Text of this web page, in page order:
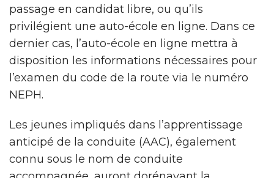
passage en candidat libre, ou qu’ils
privilégient une auto-école en ligne. Dans ce
dernier cas, l’auto-école en ligne mettra à
disposition les informations nécessaires pour
l’examen du code de la route via le numéro
NEPH.
Les jeunes impliqués dans l’apprentissage
anticipé de la conduite (AAC), également
connu sous le nom de conduite